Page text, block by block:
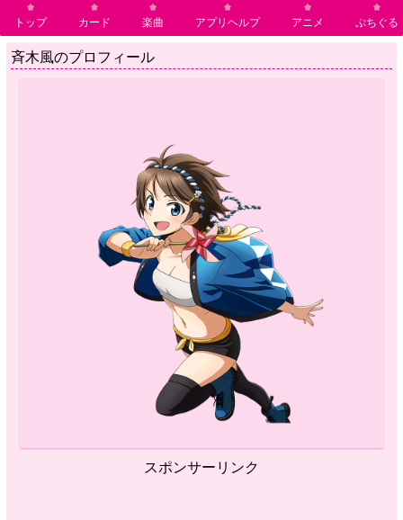
トップ カード 楽曲 アプリヘルプ アニメ ぷちぐる
斉木風のプロフィール
スポンサーリンク